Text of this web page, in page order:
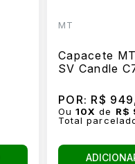
MT
Capacete
SV Candle
POR: R$
Ou10X de R$
Total